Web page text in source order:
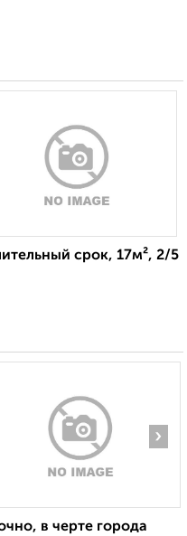
срок, 17м², 2/5
›
в черте города